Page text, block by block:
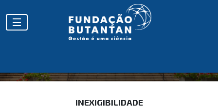
HOMOLOGAÇÕES
INEXIGIBILIDADE